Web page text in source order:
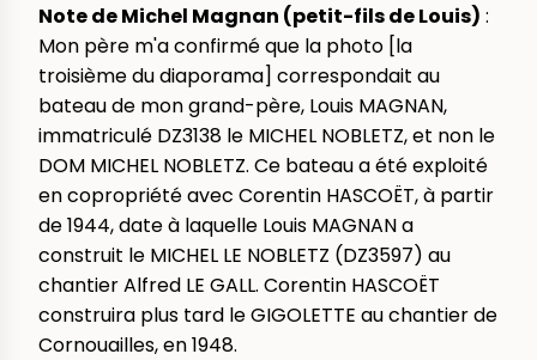
Note de Michel Magnan (petit-fils de Louis) :
Mon père m'a confirmé que la photo [la
troisième du diaporama] correspondait au
bateau de mon grand-père, Louis MAGNAN,
immatriculé DZ3138 le MICHEL NOBLETZ, et non le
DOM MICHEL NOBLETZ. Ce bateau a été exploité
en copropriété avec Corentin HASCOËT, à partir
de 1944, date à laquelle Louis MAGNAN a
construit le MICHEL LE NOBLETZ (DZ3597) au
chantier Alfred LE GALL. Corentin HASCOËT
construira plus tard le GIGOLETTE au chantier de
Cornouailles, en 1948.